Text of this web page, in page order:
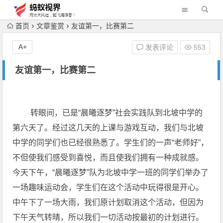
首页 文章鉴赏 友谊第一，比赛第二
友谊第一，比赛第二
发表评论 553
A+
转眼间，已是“晨曦逐梦”社会实践队到北坡中学的
第六天了。经过这几天的上课与游戏互动，我们与北坡
中学的同学们也已经很熟悉了。学生们的一声“老师好”，
不但使我们感受到喜悦，而且使我们拥有一种成就感。
今天下午，“晨曦逐梦”队为北坡中学一班的同学们举办了
一场趣味运动会，学生们在这个活动中玩得很是开心。
中午下了一场大雨，我们原计划取消这个活动，但因为
下午天气转晴，所以我们一切活动按最初的计划进行。